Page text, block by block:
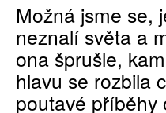
Možná jsme se,
neznalí světa a
ona šprušle,
hlavu se rozbila
poutavé příběhy